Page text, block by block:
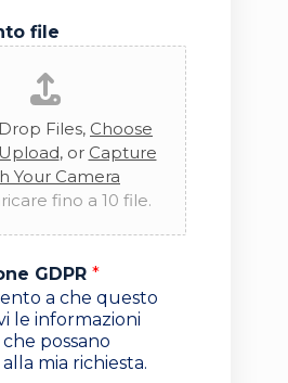
file
Files, Choose
, or Capture
Your Camera
fino a 10 file.
GDPR *
a che questo
le informazioni
possano
mia richiesta.